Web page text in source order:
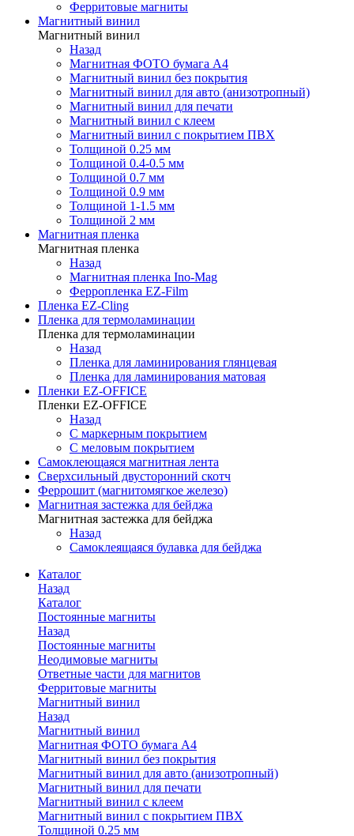
Ферритовые магниты
Магнитный винил
Магнитный винил
Назад
Магнитная ФОТО бумага А4
Магнитный винил без покрытия
Магнитный винил для авто (анизотропный)
Магнитный винил для печати
Магнитный винил с клеем
Магнитный винил с покрытием ПВХ
Толщиной 0.25 мм
Толщиной 0.4-0.5 мм
Толщиной 0.7 мм
Толщиной 0.9 мм
Толщиной 1-1.5 мм
Толщиной 2 мм
Магнитная пленка
Магнитная пленка
Назад
Магнитная пленка Ino-Mag
Ферропленка EZ-Film
Пленка EZ-Cling
Пленка для термоламинации
Пленка для термоламинации
Назад
Пленка для ламинирования глянцевая
Пленка для ламинирования матовая
Пленки EZ-OFFICE
Пленки EZ-OFFICE
Назад
С маркерным покрытием
С меловым покрытием
Самоклеющаяся магнитная лента
Сверхсильный двусторонний скотч
Феррошит (магнитомягкое железо)
Магнитная застежка для бейджа
Магнитная застежка для бейджа
Назад
Самоклеящаяся булавка для бейджа
Каталог
Назад
Каталог
Постоянные магниты
Назад
Постоянные магниты
Неодимовые магниты
Ответные части для магнитов
Ферритовые магниты
Магнитный винил
Назад
Магнитный винил
Магнитная ФОТО бумага А4
Магнитный винил без покрытия
Магнитный винил для авто (анизотропный)
Магнитный винил для печати
Магнитный винил с клеем
Магнитный винил с покрытием ПВХ
Толщиной 0.25 мм